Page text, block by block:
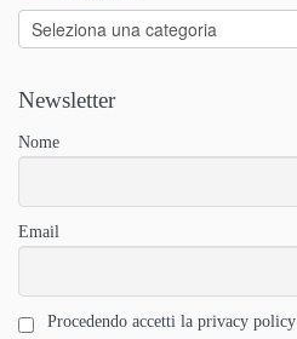
Categorie
Newsletter
Nome
Email
Procedendo accetti la privacy policy